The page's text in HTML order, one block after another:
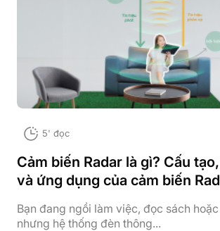
5' đọc
Cảm biến Radar là gì? Cấu
và ứng dụng của cảm biến
thống nhà thông minh
Bạn đang ngồi làm việc, đọc sách
nhưng hệ thống đèn thông...